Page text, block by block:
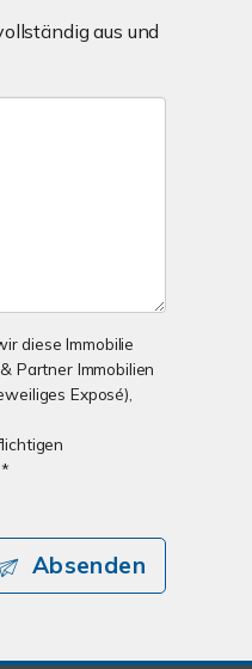
aus und
diese Immobilie
Partner Immobilien
Exposé),
Absenden